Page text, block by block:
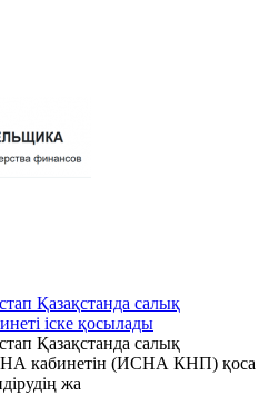
Қазақстанда салық
іске қосылады
Қазақстанда салық
кабинетін (ИСНА КНП) қоса
жа